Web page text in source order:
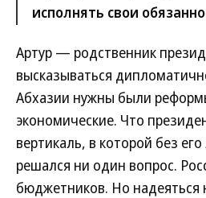
исполнять свои
Артур — родственник
высказываться
Абхазии нужны были
экономические. Что
вертикаль, в которой без
решался ни один вопрос.
бюджетников. Но